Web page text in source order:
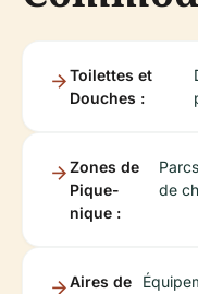
Toilettes et
Douches :
Zones de
Pique-
nique :
de
Aires de